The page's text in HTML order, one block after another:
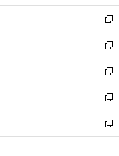
開
く
ウ
で
開
く
ン
ド
ウ
で
開
く
ウ
ィ
ン
ド
ウ
で
開
く
し
い
ウ
ィ
ン
ド
ウ
で
開
く
新
し
い
ウ
ィ
ン
ド
ウ
で
開
新
し
い
ウ
ィ
ン
ド
ウ
新
し
い
ウ
ィ
ン
新
し
い
ウ
新
し